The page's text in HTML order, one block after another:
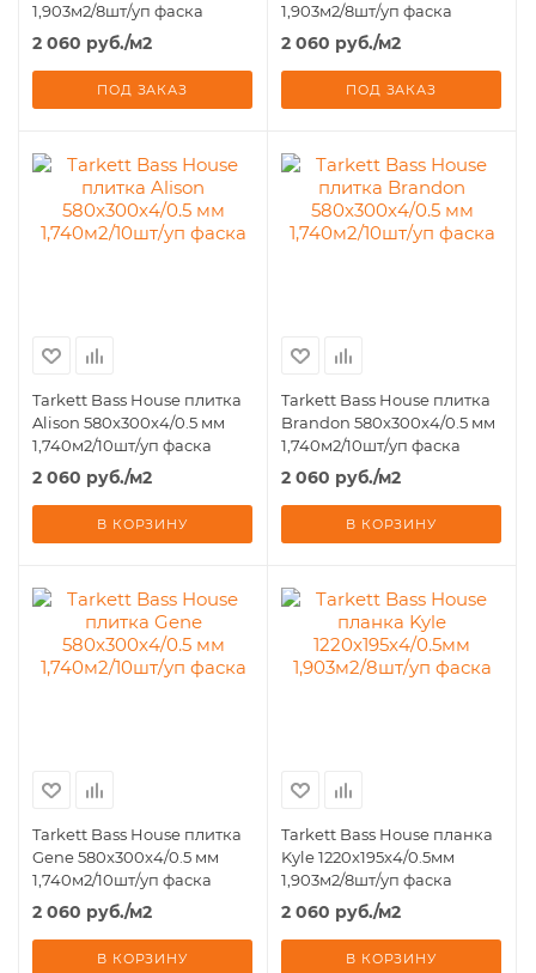
1,903м2/8шт/уп фаска
2 060 руб./м2
ПОД ЗАКАЗ
1,903м2/8шт/уп фаска
2 060 руб./м2
ПОД ЗАКАЗ
Tarkett Bass House плитка
Alison 580x300x4/0.5 мм
1,740м2/10шт/уп фаска
2 060 руб./м2
В КОРЗИНУ
Tarkett Bass House плитка
Brandon 580x300x4/0.5 мм
1,740м2/10шт/уп фаска
2 060 руб./м2
В КОРЗИНУ
Tarkett Bass House плитка
Gene 580x300x4/0.5 мм
1,740м2/10шт/уп фаска
2 060 руб./м2
В КОРЗИНУ
Tarkett Bass House планка
Kyle 1220x195x4/0.5мм
1,903м2/8шт/уп фаска
2 060 руб./м2
В КОРЗИНУ